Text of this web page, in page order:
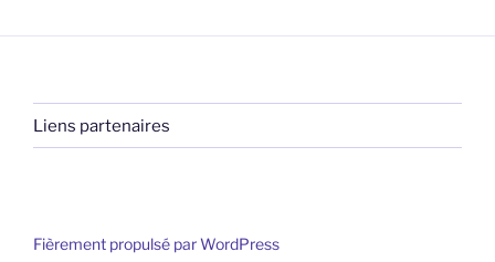
Liens partenaires
Fièrement propulsé par WordPress